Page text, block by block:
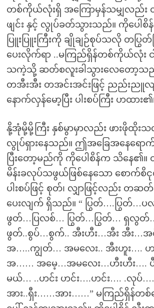
တစ်ကိုယ်လုံးရှိ အကြောမှန်သမျှလည်း တဖ
ဖျင်း နှင့် လွုပ်ခတ်သွားသည်။ ကိုပေါ
ပြူးပြူးကြီးကို ချိုချဉ်စုပ်သလို တပြွ
ပေးလိုက်ရာ ..မကြည်ရှိန်တစ်ကိုယ်လုံး ငါ
သကဲ့သို့ ဆတ်စလူးခါသွားလေတော့
တအီးအီး တအင်းအင်းဖြင့် ညည်းညူလ
နောက်လှန်မော့ပြီး ပါးစပ်ကြီး ဟထား၏
နို့အုံမို့မို့ကြီး နှစ်မွာမှာလည်း ဖားဖိုထိုးသလို
လွုပ်ရှားနေသည်။ ဤအခြေအနေရော
ပြီးတော့မည်ကို ကိုပေါစိန်က သိနေ၏။
မိန်းခလုပ်သဖွယ်ဖြစ်နေသော စောက်စိငု
ပါးစပ်ဖြင့် စုတ်၊ လျှာဖြင့်လည်း
ပေးလျက် ရှိသည်။ “ ပြွတ်….ပြွတ်
ဖွတ်…ပြလစ်… ပြွတ်…ပြွတ်… ရှလွ
ဖွတ်..စွပ်…စွက်.. အီးဟီး…အီး အီး…
အ…..ကျွတ်… အမလေး.. အီးဟူး….
အ…… အမေ့…အမလေး…ဟီးဟီး…. ပီး
မယ်… ..ဟင်း ဟင်း….ဟင်း…. .လုပ်
အား..ရှီး……အား……” မကြည်ရှိန်